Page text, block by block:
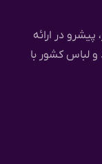
در ارائه
لباس کشور با